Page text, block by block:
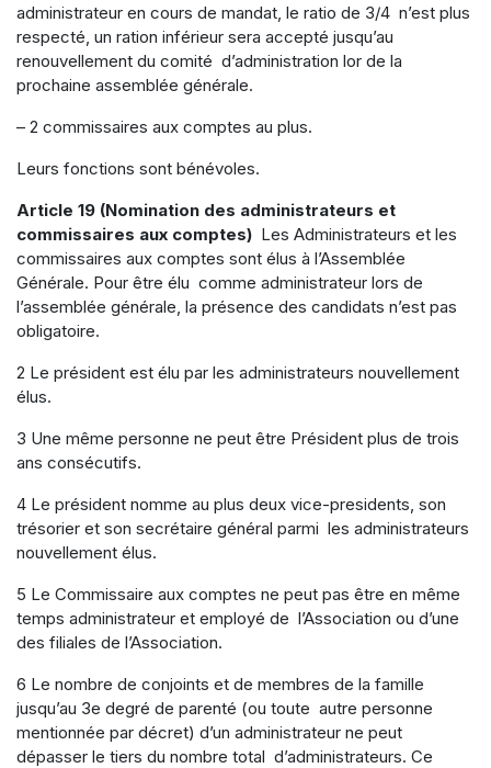
administrateur en cours de mandat, le ratio de 3/4 n’est plus
respecté, un ration inférieur sera accepté jusqu’au
renouvellement du comité d’administration lor de la
prochaine assemblée générale.
– 2 commissaires aux comptes au plus.
Leurs fonctions sont bénévoles.
Article 19 (Nomination des administrateurs et
commissaires aux comptes) Les Administrateurs et les
commissaires aux comptes sont élus à l’Assemblée
Générale. Pour être élu comme administrateur lors de
l’assemblée générale, la présence des candidats n’est pas
obligatoire.
2 Le président est élu par les administrateurs nouvellement
élus.
3 Une même personne ne peut être Président plus de trois
ans consécutifs.
4 Le président nomme au plus deux vice-presidents, son
trésorier et son secrétaire général parmi les administrateurs
nouvellement élus.
5 Le Commissaire aux comptes ne peut pas être en même
temps administrateur et employé de l’Association ou d’une
des filiales de l’Association.
6 Le nombre de conjoints et de membres de la famille
jusqu’au 3e degré de parenté (ou toute autre personne
mentionnée par décret) d’un administrateur ne peut
dépasser le tiers du nombre total d’administrateurs. Ce